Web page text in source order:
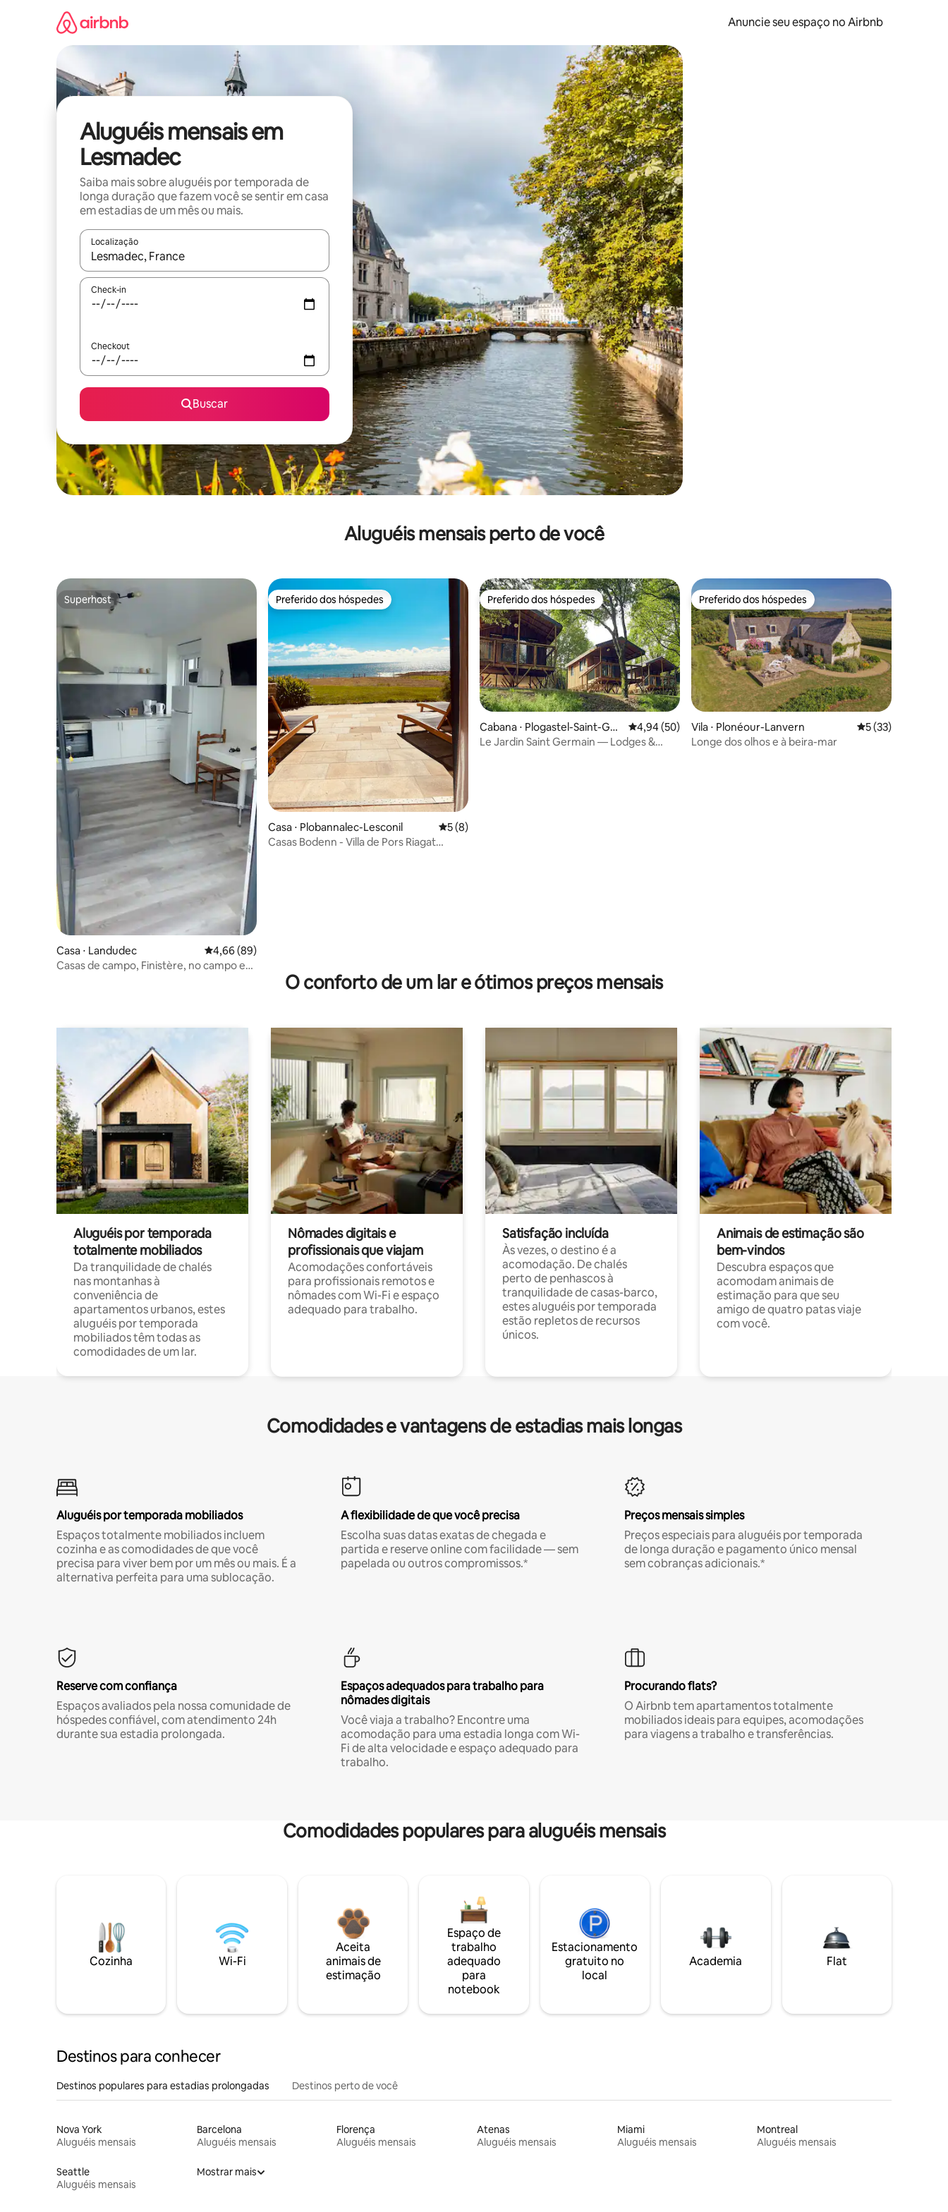
Anuncie seu espaço no Airbnb
Aluguéis mensais em
Lesmadec
Saiba mais sobre aluguéis por temporada de
longa duração que fazem você se sentir em casa
em estadias de um mês ou mais.
Localização
Quando os resultados estiverem disponíveis, explore-os usando as seta para cima e para baixo do teclado ou tocando e deslizando o dedo na tela.
Check-in
Checkout
Buscar
Aluguéis mensais perto de você
Superhost
Superhost
Casa ⋅ Landudec 4,66 de uma avaliação média de 5, 89 avaliações
4,66 (89)
Casas de campo, Finistère, no campo e
Preferido dos hóspedes
Preferido dos hóspedes
Casa ⋅ Plobannalec-Lesconil 5 de uma avaliação média de 5, 8 avaliações
5 (8)
Casas Bodenn - Villa de Pors Riagat
Preferido dos hóspedes
Preferido dos hóspedes
Cabana ⋅ Plogastel-Saint-Ger
main
4,94 de uma avaliação média de 5, 50 avaliações
4,94 (50)
Le Jardin Saint Germain — Lodges &
Preferido dos hóspedes
Preferido dos hóspedes
Vila ⋅ Plonéour-Lanvern 5 de uma
5 (33)
Longe dos olhos e à beira-mar
O conforto de um lar e ótimos preços mensais
Aluguéis por temporada
totalmente mobiliados
Da tranquilidade de chalés
nas montanhas à
conveniência de
apartamentos urbanos, estes
aluguéis por temporada
mobiliados têm todas as
comodidades de um lar.
Nômades digitais e
profissionais que viajam
Acomodações confortáveis
para profissionais remotos e
nômades com Wi-Fi e espaço
adequado para trabalho.
Satisfação incluída
Às vezes, o destino é a
acomodação. De chalés
perto de penhascos à
tranquilidade de casas-barco,
estes aluguéis por temporada
estão repletos de recursos
únicos.
Animais de estimação são
bem-vindos
Descubra espaços que
acomodam animais de
estimação para que seu
amigo de quatro patas viaje
com você.
Comodidades e vantagens de estadias mais longas
Aluguéis por temporada mobiliados
Espaços totalmente mobiliados incluem
cozinha e as comodidades de que você
precisa para viver bem por um mês ou mais. É a
alternativa perfeita para uma sublocação.
A flexibilidade de que você precisa
Escolha suas datas exatas de chegada e
partida e reserve online com facilidade — sem
papelada ou outros compromissos.*
Preços mensais simples
Preços especiais para aluguéis por temporada
de longa duração e pagamento único mensal
sem cobranças adicionais.*
Reserve com confiança
Espaços avaliados pela nossa comunidade de
hóspedes confiável, com atendimento 24h
durante sua estadia prolongada.
Espaços adequados para trabalho para
nômades digitais
Você viaja a trabalho? Encontre uma
acomodação para uma estadia longa com Wi-
Fi de alta velocidade e espaço adequado para
trabalho.
Procurando flats?
O Airbnb tem apartamentos totalmente
mobiliados ideais para equipes, acomodações
para viagens a trabalho e transferências.
Comodidades populares para aluguéis mensais
Cozinha Wi-Fi
Aceita
animais de
estimação
Espaço de
trabalho
adequado
para
notebook
Estacionamento
gratuito no
local
Academia Flat
Destinos para conhecer
Destinos populares para estadias prolongadas Destinos perto de você
Nova York
Aluguéis mensais
Barcelona
Aluguéis mensais
Florença
Aluguéis mensais
Atenas
Aluguéis mensais
Miami
Aluguéis mensais
Montreal
Aluguéis mensais
Seattle
Aluguéis mensais
Mostrar mais